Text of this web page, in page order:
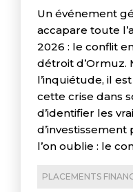
Un événement
accapare toute
2026 : le conflit
détroit d’Ormuz.
l’inquiétude, il
cette crise dans
d’identifier les
l’on oublie : le
PLACEMENTS